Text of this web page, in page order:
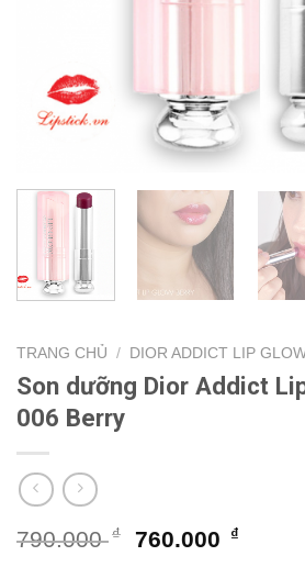
TRANG CHỦ / DIOR ADDICT LIP
Son dưỡng Dior Addict
006 Berry
790.000₫
Giá
760.000 ₫